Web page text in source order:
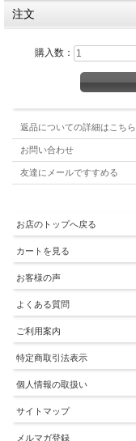
注文
購入数：
返品についての詳細はこちら
お問い合わせ
友達にメールですすめる
お店のトップへ戻る
カートを見る
お客様の声
よくある質問
ご利用案内
特定商取引法表示
個人情報の取扱い
サイトマップ
メルマガ登録